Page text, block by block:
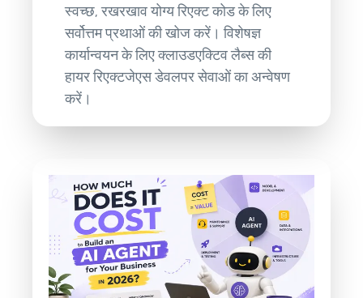
स्वच्छ, रखरखाव योग्य रिएक्ट कोड के लिए
सर्वोत्तम प्रथाओं की खोज करें। विशेषज्ञ
कार्यान्वयन के लिए क्लाउडएक्टिव लैब्स की
हायर रिएक्टजेएस डेवलपर सेवाओं का अन्वेषण
करें।